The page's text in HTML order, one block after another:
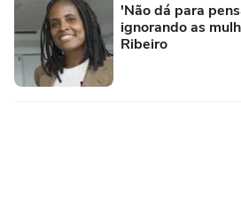
'Não dá para
ignorando as
Ribeiro